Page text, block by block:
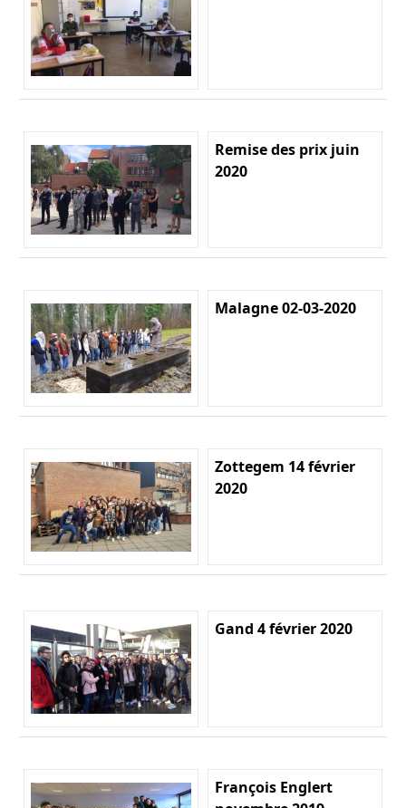
Remise des prix juin
2020
Malagne 02-03-2020
Zottegem 14 février
2020
Gand 4 février 2020
François Englert